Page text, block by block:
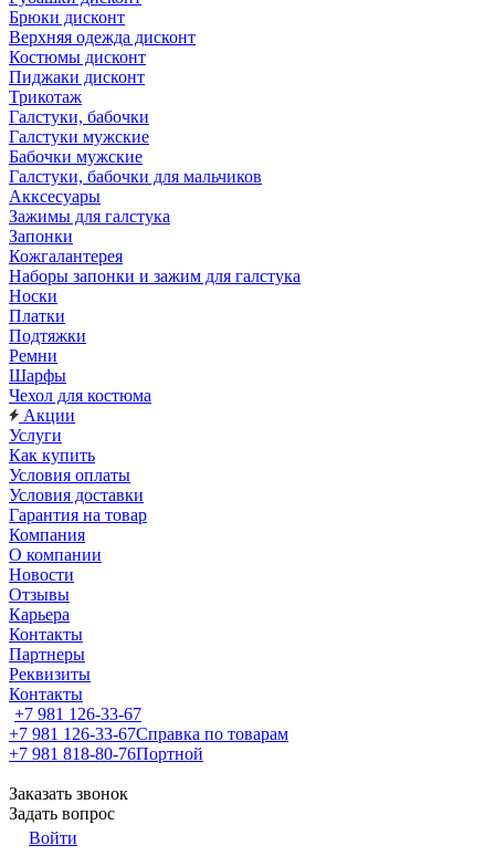
Брюки дисконт
Верхняя одежда дисконт
Костюмы дисконт
Пиджаки дисконт
Трикотаж
Галстуки, бабочки
Галстуки мужские
Бабочки мужские
Галстуки, бабочки для мальчиков
Акксесуары
Зажимы для галстука
Запонки
Кожгалантерея
Наборы запонки и зажим для галстука
Носки
Платки
Подтяжки
Ремни
Шарфы
Чехол для костюма
Акции
Услуги
Как купить
Условия оплаты
Условия доставки
Гарантия на товар
Компания
О компании
Новости
Отзывы
Карьера
Контакты
Партнеры
Реквизиты
Контакты
+7 981 126-33-67
+7 981 126-33-67Справка по товарам
+7 981 818-80-76Портной
Заказать звонок
Задать вопрос
Войти